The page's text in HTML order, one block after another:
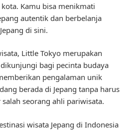
Kamu bisa menikmati
autentik dan berbelanja
di sini.
Little Tokyo merupakan
bagi pecinta budaya
pengalaman unik
berada di Jepang tanpa harus
seorang ahli pariwisata.
wisata Jepang di Indonesia